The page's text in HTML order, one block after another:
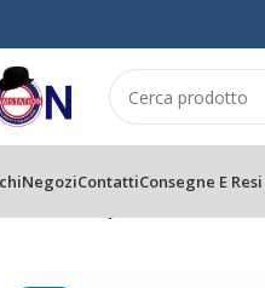
NegoziContattiConsegne E Resi